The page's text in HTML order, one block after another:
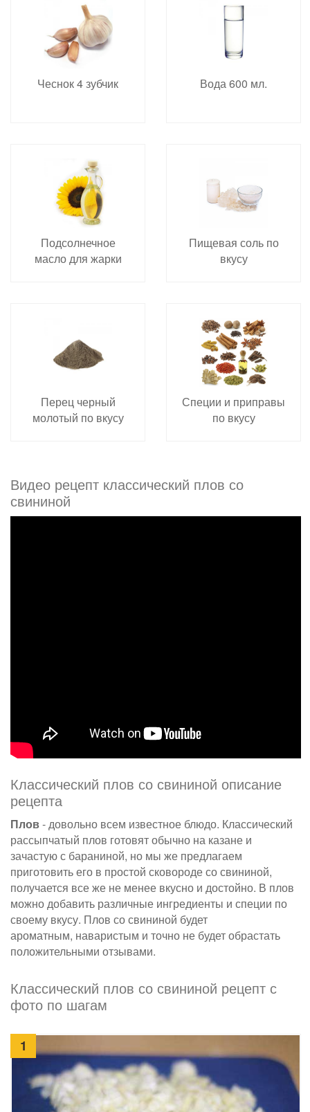
Чеснок 4 зубчик Вода 600 мл.
Подсолнечное
масло для жарки
Пищевая соль по
вкусу
Перец черный
молотый по вкусу
Специи и приправы
по вкусу
Видео рецепт классический плов со
свининой
Классический плов со свининой описание
рецепта
Плов- довольно всем известное блюдо. Классический
рассыпчатый плов готовят обычно на казане и
зачастую с бараниной, но мы же предлагаем
приготовить его в простой сковороде со свининой,
получается все же не менее вкусно и достойно. В плов
можно добавить различные ингредиенты и специи по
своему вкусу. Плов со свининой будет
ароматным, наваристым и точно не будет обрастать
положительными отзывами.
Классический плов со свининой рецепт с
фото по шагам
1